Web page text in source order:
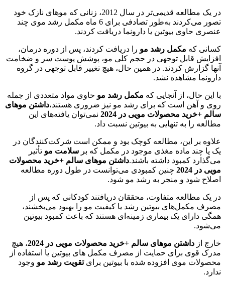
در یک مطالعه قدیمی‌تر در سال 2012، زنانی که موهای نازک خود
تصور می‌کردند به‌طور تصادفی برای 6 ماه مکمل رشد موی چند
عنصری حاوی بیوتین یا دارونما دریافت کردند.
کسانی که مکمل رشد مو را دریافت کردند، پس از دوره درمان،
افزایش قابل توجهی در حجم کلی مو، پوشش پوست سر و ضخامت
آنها گزارش کردند. در همین حال، هیچ تغییر قابل توجهی در گروه
دارونما مشاهده نشد.
با این حال، از آنجایی که مکمل رشد مو حاوی مواد متعددی از جمله
روی و آهن است که برای رشد مو نیز ضروری هستند،داشتن موهای
سالم +خرید محصولات مویی در 2024
نمی‌توان یافته‌های این
مطالعه را به تنهایی به بیوتین نسبت داد.
علاوه بر این، مطالعه کوچک بود و ممکن است شرکت‌کنندگان در
یک یا چند ماده مغذی موجود در مکمل که بر سلامت مو تأثیر
می‌گذارد کمبود داشته باشند.داشتن موهای سالم +خرید محصولات
مویی در 2024
چنین کمبودی می‌توانست در طول دوره مطالعه
اصلاح شود و منجر به رشد مو شود.
در یک مطالعه متفاوت، محققان دریافتند کودکانی که پس از
مصرف مکمل‌های بیوتین رشد یا کیفیت مو را بهبود می‌بخشند،
همگی دارای یک بیماری زمینه‌ای هستند که باعث کمبود بیوتین
می‌شود.
خارج از داشتن موهای سالم +خرید محصولات مویی در 2024
، هیچ
مدرک قوی برای حمایت از مصرف مکمل های بیوتین یا استفاده از
محصولات موی افزوده شده با بیوتین برایتقویت رشد مو وجود
ندارد.